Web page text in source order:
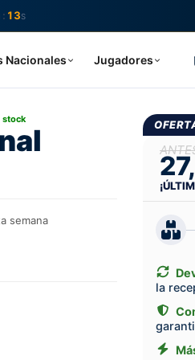
: 12S
Nacionales Jugadores
stock
semana
la